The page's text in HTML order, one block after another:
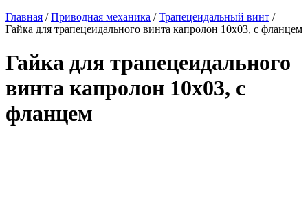
Главная /Приводная механика /Трапецеидальный винт /
Гайка для трапецеидального винта капролон 10x03, с фланцем
Гайка для трапецеидального
винта капролон 10x03, с
фланцем